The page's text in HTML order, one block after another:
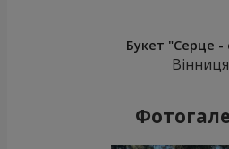
Букет "Серце
Вінниця